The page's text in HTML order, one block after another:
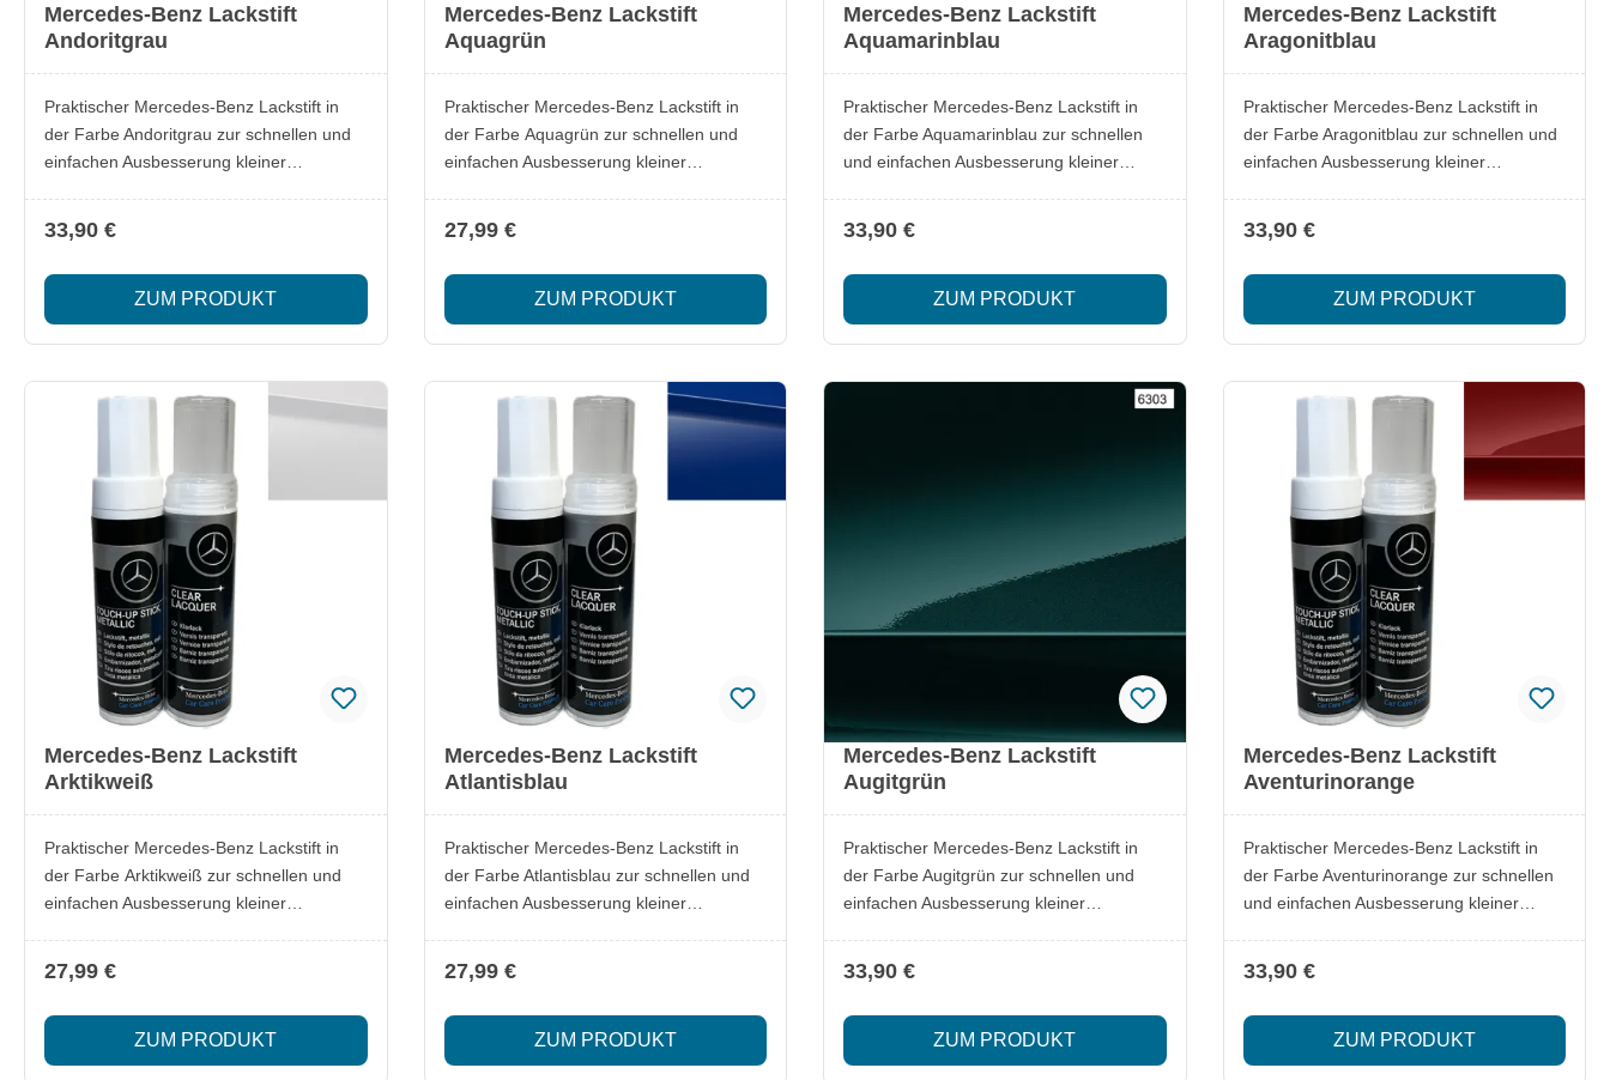
Mercedes-Benz Lackstift
Andoritgrau
Praktischer Mercedes-Benz Lackstift in
der Farbe Andoritgrau zur schnellen und
einfachen Ausbesserung kleiner
und den Originalfarbton zu erhalten.
Lieferumfang: 1x Mercedes-Benz Lackstift
Andoritgrau Besonderheiten: Original
Mercedes-Benz Qualität Passgenauer
Einfache Anwendung für schnelle
33,90 €
ZUM PRODUKT
Mercedes-Benz Lackstift
Aquagrün
Praktischer Mercedes-Benz Lackstift in
der Farbe Aquagrün zur schnellen und
einfachen Ausbesserung kleiner
und den Originalfarbton zu erhalten.
Lieferumfang: 1x Mercedes-Benz Lackstift
Mercedes-Benz Qualität Passgenauer
Einfache Anwendung für schnelle
27,99 €
ZUM PRODUKT
Mercedes-Benz Lackstift
Aquamarinblau
Praktischer Mercedes-Benz Lackstift in
der Farbe Aquamarinblau zur schnellen
und einfachen Ausbesserung kleiner
und den Originalfarbton zu erhalten.
Lieferumfang: 1x Mercedes-Benz Lackstift
Aquamarinblau Besonderheiten: Original
Mercedes-Benz Qualität Passgenauer
Einfache Anwendung für schnelle
33,90 €
ZUM PRODUKT
Mercedes-Benz Lackstift
Aragonitblau
Praktischer Mercedes-Benz Lackstift in
der Farbe Aragonitblau zur schnellen und
einfachen Ausbesserung kleiner
und den Originalfarbton zu erhalten.
Lieferumfang: 1x Mercedes-Benz Lackstift
Aragonitblau Besonderheiten: Original
Mercedes-Benz Qualität Passgenauer
Einfache Anwendung für schnelle
33,90 €
ZUM PRODUKT
Mercedes-Benz Lackstift
Arktikweiß
Praktischer Mercedes-Benz Lackstift in
der Farbe Arktikweiß zur schnellen und
einfachen Ausbesserung kleiner
und den Originalfarbton zu erhalten.
Lieferumfang: 1x Mercedes-Benz Lackstift
Mercedes-Benz Qualität Passgenauer
27,99 €
ZUM PRODUKT
Mercedes-Benz Lackstift
Atlantisblau
Praktischer Mercedes-Benz Lackstift in
der Farbe Atlantisblau zur schnellen und
einfachen Ausbesserung kleiner
und den Originalfarbton zu erhalten.
Lieferumfang: 1x Mercedes-Benz Lackstift
Atlantisblau Besonderheiten: Original
Mercedes-Benz Qualität Passgenauer
27,99 €
ZUM PRODUKT
Mercedes-Benz Lackstift
Augitgrün
Praktischer Mercedes-Benz Lackstift in
der Farbe Augitgrün zur schnellen und
einfachen Ausbesserung kleiner
und den Originalfarbton zu erhalten.
Lieferumfang: 1x Mercedes-Benz Lackstift
Mercedes-Benz Qualität Passgenauer
33,90 €
ZUM PRODUKT
Mercedes-Benz Lackstift
Aventurinorange
Praktischer Mercedes-Benz Lackstift in
der Farbe Aventurinorange zur schnellen
und einfachen Ausbesserung kleiner
und den Originalfarbton zu erhalten.
Lieferumfang: 1x Mercedes-Benz Lackstift
Aventurinorange Besonderheiten: Original
Mercedes-Benz Qualität Passgenauer
33,90 €
ZUM PRODUKT